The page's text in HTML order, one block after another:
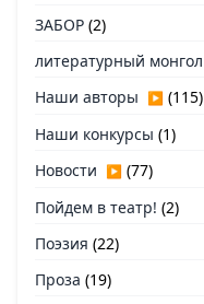
ЗАБОР (2)
литературный монгол
Наши авторы ▶ (115)
Наши конкурсы (1)
Новости ▶ (77)
Пойдем в театр! (2)
Поэзия (22)
Проза (19)